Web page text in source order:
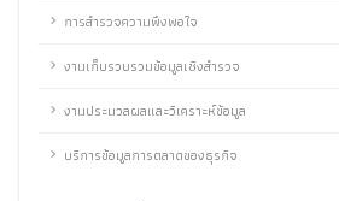
การสำรวจความพึงพอใจ
งานเก็บรวบรวมข้อมูลเชิงสำรวจ
งานประมวลผลและวิเคราะห์ข้อมูล
บริการข้อมูลการตลาดของธุรกิจ